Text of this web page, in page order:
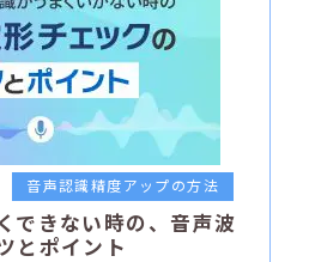
音声認識精度アップの方法
できない時の、音声波
とポイント